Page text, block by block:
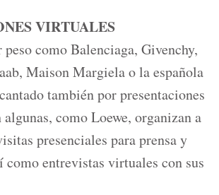
VIRTUALES
como Balenciaga, Givenchy,
Maison Margiela o la española
también por presentaciones
como Loewe, organizan a
presenciales para prensa y
como entrevistas virtuales con sus